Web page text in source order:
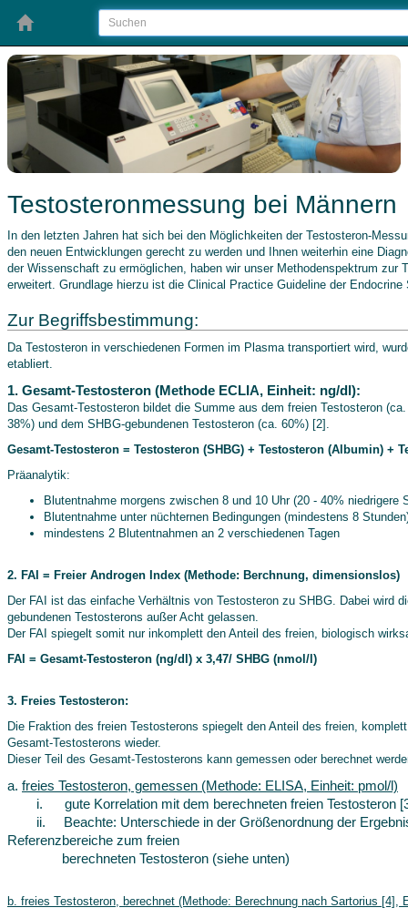
Testosteronmessung bei Männern
In den letzten Jahren hat sich bei den Möglichkeiten der Testosteron-
den neuen Entwicklungen gerecht zu werden und Ihnen weiterhin eine
der Wissenschaft zu ermöglichen, haben wir unser Methodenspektrum zur
erweitert. Grundlage hierzu ist die Clinical Practice Guideline der
Zur Begriffsbestimmung:
Da Testosteron in verschiedenen Formen im Plasma transportiert wird,
etabliert.
1. Gesamt-Testosteron (Methode ECLIA, Einheit: ng/dl):
Das Gesamt-Testosteron bildet die Summe aus dem freien Testosteron
38%) und dem SHBG-gebundenen Testosteron (ca. 60%) [2].
Gesamt-Testosteron = Testosteron (SHBG) + Testosteron (Albumin) +
Präanalytik:
Blutentnahme morgens zwischen 8 und 10 Uhr (20 - 40% niedrigere
Blutentnahme unter nüchternen Bedingungen (mindestens 8
mindestens 2 Blutentnahmen an 2 verschiedenen Tagen
2. FAI = Freier Androgen Index (Methode: Berchnung, dimensionslos)
Der FAI ist das einfache Verhältnis von Testosteron zu SHBG. Dabei wird
gebundenen Testosterons außer Acht gelassen.
Der FAI spiegelt somit nur inkomplett den Anteil des freien, biologisch
FAI = Gesamt-Testosteron (ng/dl) x 3,47/ SHBG (nmol/l)
3. Freies Testosteron:
Die Fraktion des freien Testosterons spiegelt den Anteil des freien,
Gesamt-Testosterons wieder.
Dieser Teil des Gesamt-Testosterons kann gemessen oder berechnet
a. freies Testosteron, gemessen (Methode: ELISA, Einheit: pmol/l)
i.
gute Korrelation mit dem berechneten freien Testosteron
ii.
Beachte: Unterschiede in der Größenordnung der
Referenzbereiche zum freien
berechneten Testosteron (siehe unten)
b. freies Testosteron, berechnet (Methode: Berechnung nach Sartorius [4],